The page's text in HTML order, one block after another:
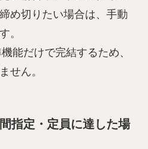
め切りたい場合は、手動
。
能だけで完結するため、
せん。
指定・定員に達した場